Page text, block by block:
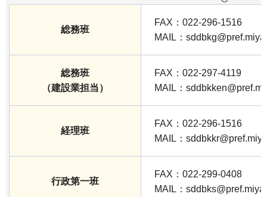
総務班
FAX：022-296-1516
MAIL：
総務班
（建設業担当）
FAX：022-297-4119
MAIL：
経理班
FAX：022-296-1516
MAIL：
行政第一班
FAX：022-299-0408
MAIL：